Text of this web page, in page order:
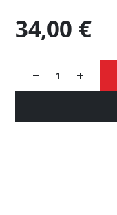
34,00 €